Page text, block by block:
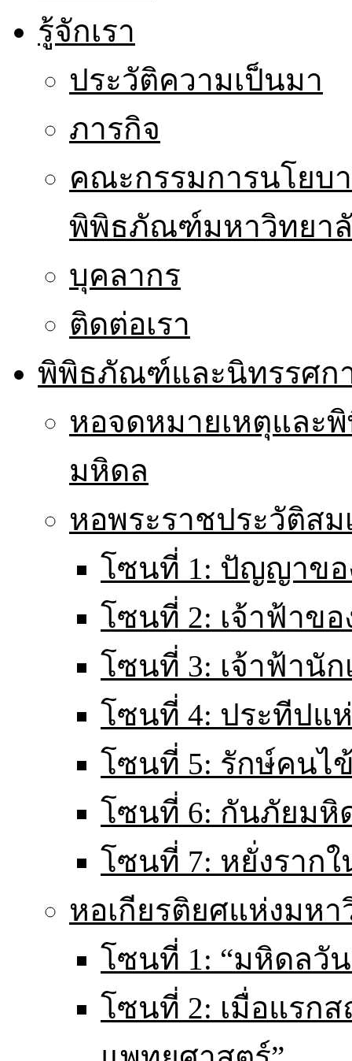
รู้จักเรา
ประวัติความเป็นมา
ภารกิจ
คณะกรรมการนโยบ
พิพิธภัณฑ์มหาวิทยา
บุคลากร
ติดต่อเรา
พิพิธภัณฑ์และนิทรรศก
หอจดหมายเหตุและ
มหิดล
หอพระราชประวัติส
โซนที่ 1: ปัญญาข
โซนที่ 2: เจ้าฟ้าข
โซนที่ 3: เจ้าฟ้านัก
โซนที่ 4: ประทีปแ
โซนที่ 5: รักษ์คนไ
โซนที่ 6: กันภัยมหิ
โซนที่ 7: หยั่งราก
หอเกียรติยศแห่งมห
โซนที่ 1: “มหิดลวั
โซนที่ 2: เมื่อแรก